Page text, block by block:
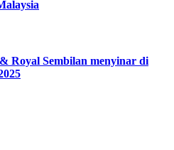
Royal Sembilan menyinar di